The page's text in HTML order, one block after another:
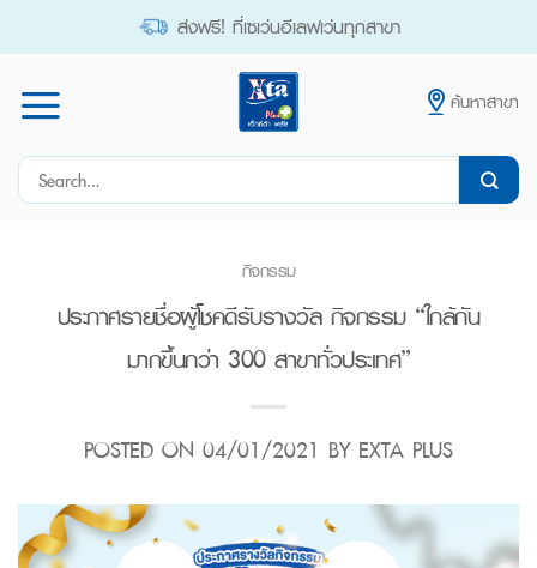
ส่งฟรี! ที่เซเว่นอีเลฟเว่นทุกสาขา
ค้นหาสาขา
Search
กิจกรรม
ประกาศรายชื่อผู้โชคดีรับรางวัล กิจกรรม “ใกล้กัน
มากขึ้นกว่า 300 สาขาทั่วประเทศ”
POSTED ON 04/01/2021 BY EXTA PLUS